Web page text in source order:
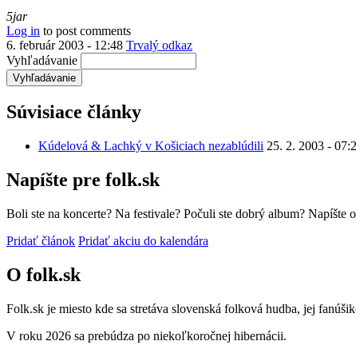
5jar
Log in to post comments
6. február 2003 - 12:48 Trvalý odkaz
Vyhľadávanie
Súvisiace články
Kúdelová & Lachký v Košiciach nezablúdili 25. 2. 2003 -
Napíšte pre folk.sk
Boli ste na koncerte? Na festivale? Počuli ste dobrý album? Napíšte
Pridať článok Pridať akciu do kalendára
O folk.sk
Folk.sk je miesto kde sa stretáva slovenská folková hudba, jej
V roku 2026 sa prebúdza po niekoľkoročnej hibernácii.